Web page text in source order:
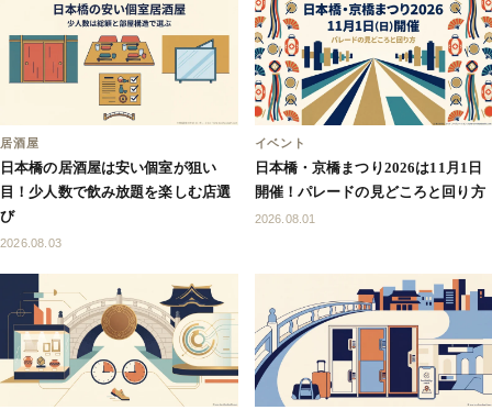
居酒屋
日本橋の居酒屋は安い個室が狙い
目！少人数で飲み放題を楽しむ店選
び
2026.08.03
イベント
日本橋・京橋まつり2026は11月1日
開催！パレードの見どころと回り方
2026.08.01